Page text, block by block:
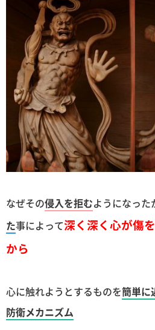
なぜその侵入を拒むようになった
た事によって深く深く心が傷
から
心に触れようとするものを簡単に
防衛メカニズム